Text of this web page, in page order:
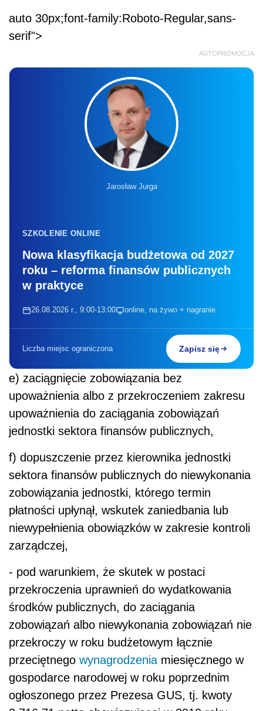
auto 30px;font-family:Roboto-Regular,sans-
serif">
AUTOPROMOCJA
Jarosław Jurga
SZKOLENIE ONLINE
Nowa klasyfikacja budżetowa od 2027
roku – reforma finansów publicznych
w praktyce
26.08.2026 r., 9:00-13:00 online, na żywo + nagranie
Liczba miejsc ograniczona Zapisz się
e) zaciągnięcie zobowiązania bez
upoważnienia albo z przekroczeniem zakresu
upoważnienia do zaciągania zobowiązań
jednostki sektora finansów publicznych,
f) dopuszczenie przez kierownika jednostki
sektora finansów publicznych do niewykonania
zobowiązania jednostki, którego termin
płatności upłynął, wskutek zaniedbania lub
niewypełnienia obowiązków w zakresie kontroli
zarządczej,
- pod warunkiem, że skutek w postaci
przekroczenia uprawnień do wydatkowania
środków publicznych, do zaciągania
zobowiązań albo niewykonania zobowiązań nie
przekroczy w roku budżetowym łącznie
przeciętnego wynagrodzeniamiesięcznego w
gospodarce narodowej w roku poprzednim
ogłoszonego przez Prezesa GUS, tj. kwoty